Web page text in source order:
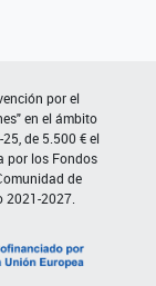
por el
en el ámbito
de 5.500 € el
por los Fondos
de
2021-2027.